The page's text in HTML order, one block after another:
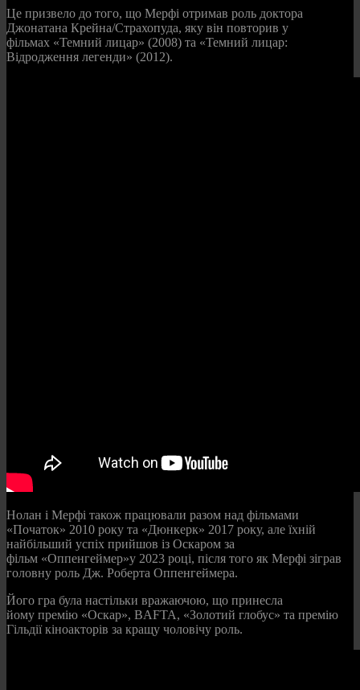
Це призвело до того, що Мерфі отримав роль доктора
Джонатана Крейна/Страхопуда, яку він повторив у
фільмах «Темний лицар» (2008) та «Темний лицар:
Відродження легенди» (2012).
Нолан і Мерфі також працювали разом над фільмами
«Початок» 2010 року та «Дюнкерк» 2017 року, але їхній
найбільший успіх прийшов із Оскаром за
фільм «Оппенгеймер»у 2023 році, після того як Мерфі зіграв
головну роль Дж. Роберта Оппенгеймера.
Його гра була настільки вражаючою, що принесла
йому премію «Оскар», BAFTA, «Золотий глобус» та премію
Гільдії кіноакторів за кращу чоловічу роль.